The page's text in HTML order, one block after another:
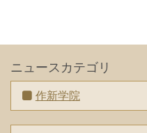
ニュースカテゴリ
作新学院